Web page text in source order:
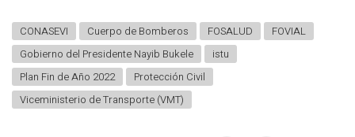
CONASEVI Cuerpo de Bomberos FOSALUD
FOVIAL
Gobierno del Presidente Nayib Bukele
istu
Plan Fin de Año 2022
Protección Civil
Viceministerio de Transporte (VMT)